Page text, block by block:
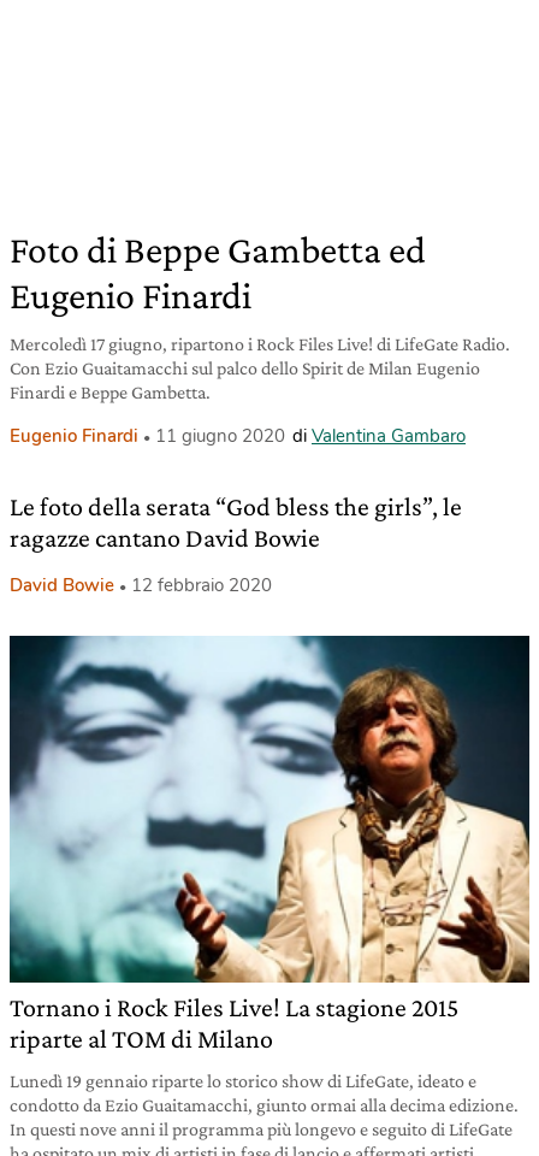
Foto di Beppe Gambetta ed
Eugenio Finardi
Mercoledì 17 giugno, ripartono i Rock Files Live! di LifeGate Radio.
Con Ezio Guaitamacchi sul palco dello Spirit de Milan Eugenio
Finardi e Beppe Gambetta.
Eugenio Finardi 11 giugno 2020 di Valentina Gambaro
Le foto della serata “God bless the girls”, le
ragazze cantano David Bowie
David Bowie 12 febbraio 2020
Tornano i Rock Files Live! La stagione 2015
riparte al TOM di Milano
Lunedì 19 gennaio riparte lo storico show di LifeGate, ideato e
condotto da Ezio Guaitamacchi, giunto ormai alla decima edizione.
In questi nove anni il programma più longevo e seguito di LifeGate